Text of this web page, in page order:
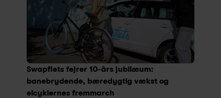
Swapfiets fejrer 10-års jubilæum:
banebrydende, bæredygtig vækst og
elcyklernes fremmarch